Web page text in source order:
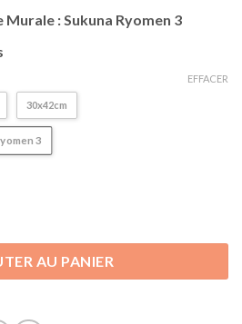
: Sukuna Ryomen 3
30x42cm
3
EFFACER
AU PANIER